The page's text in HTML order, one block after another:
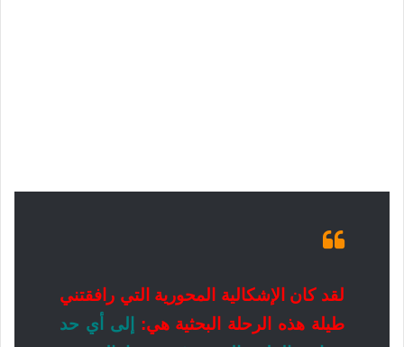
لقد كان الإشكالية المحورية التي رافقتني
طيلة هذه الرحلة البحثية هي: إلى أي حد